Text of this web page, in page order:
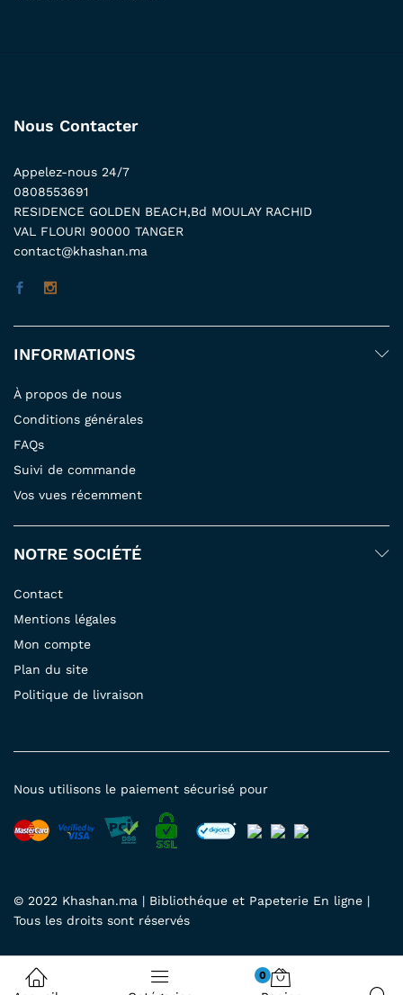
Nous Contacter
Appelez-nous 24/7
0808553691
RESIDENCE GOLDEN BEACH,Bd MOULAY RACHID
VAL FLOURI 90000 TANGER
contact@khashan.ma
INFORMATIONS
À propos de nous
Conditions générales
FAQs
Suivi de commande
Vos vues récemment
NOTRE SOCIÉTÉ
Contact
Mentions légales
Mon compte
Plan du site
Politique de livraison
© 2022 Khashan.ma | Bibliothéque et Papeterie En ligne |
Tous les droits sont réservés
Nous utilisons le paiement sécurisé pour
0